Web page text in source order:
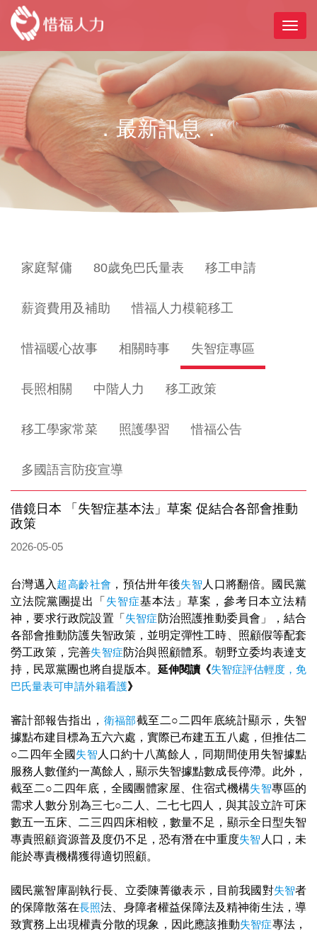
．最新訊息．
家庭幫傭 80歲免巴氏量表 移工申請
薪資費用及補助 惜福人力模範移工
惜福暖心故事 相關時事 失智症專區
長照相關 中階人力 移工政策
移工學家常菜 照護學習 惜福公告
多國語言防疫宣導
借鏡日本 「失智症基本法」草案 促結合各部會推動
政策
2026-05-05
台灣邁入 超高齡社會 ，預估卅年後失智 人口將翻倍。國民黨
立法院黨團提出「 失智症基本法」草案，參考日本立法精
神，要求行政院設置「 失智症 防治照護推動委員會」，結合
各部會推動防護失智政策，並明定彈性工時、照顧假等配套
勞工政策，完善失智症防治與照顧體系。朝野立委均表達支
持，民眾黨團也將自提版本。 延伸閱讀《失智症評估輕度，免
巴氏量表可申請外籍看護》
審計部報告指出， 衛福部截至二○二四年底統計顯示，失智
據點布建目標為五六六處，實際已布建五五八處，但推估二
○二四年全國失智 人口約十八萬餘人，同期間使用失智據點
服務人數僅約一萬餘人，顯示失智據點數成長停滯。此外，
截至二○二四年底，全國團體家屋、住宿式機構失智專區的
需求人數分別為三七○二人、二七七四人，與其設立許可床
數五一五床、二三四四床相較，數量不足，顯示全日型失智
專責照顧資源普及度仍不足，恐有潛在中重度失智 人口，未
能於專責機構獲得適切照顧。
國民黨智庫副執行長、立委陳菁徽表示，目前我國對失智者
的保障散落在長照法、身障者權益保障法及精神衛生法，導
致實務上出現權責分散的現象，因此應該推動失智症專法，